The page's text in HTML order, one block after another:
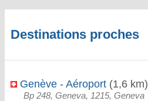
Destinations proches
Genève - Aéroport (1,6 km)
Bp 248, Geneva, 1215, Geneva